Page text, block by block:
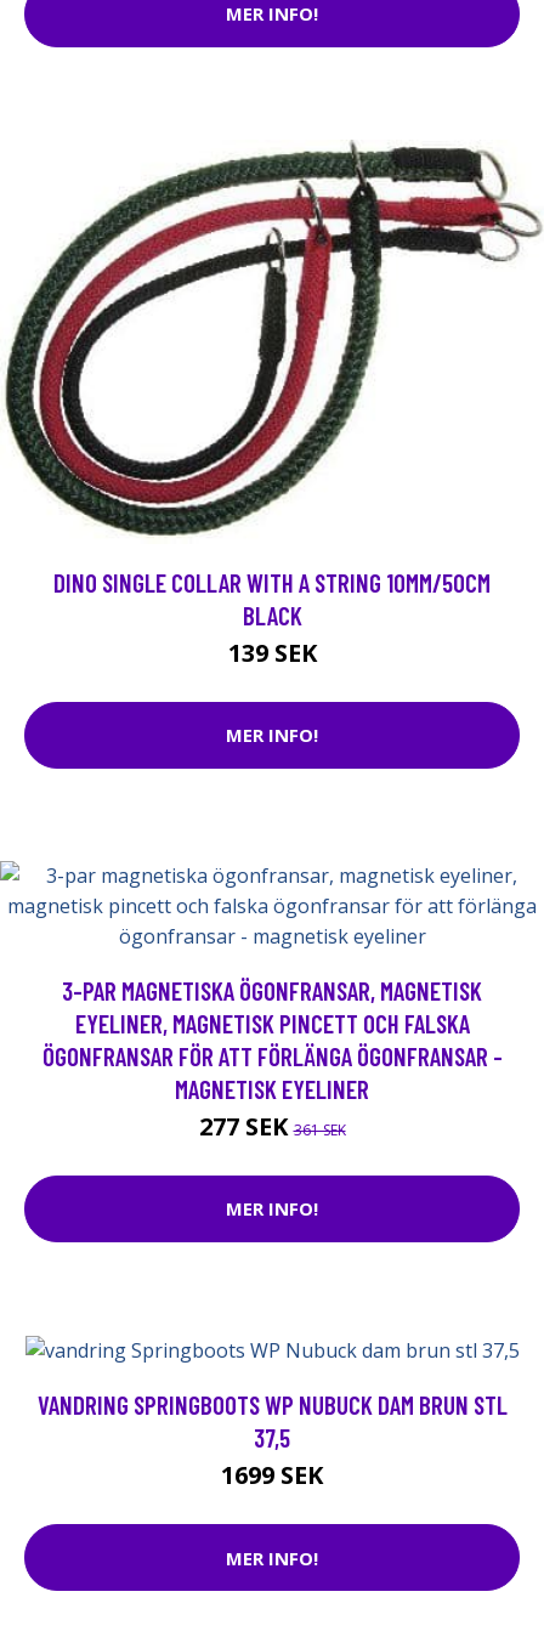
MER INFO!
DINO SINGLE COLLAR WITH A STRING 10MM/50CM
BLACK
139 SEK
MER INFO!
3-PAR MAGNETISKA ÖGONFRANSAR, MAGNETISK
EYELINER, MAGNETISK PINCETT OCH FALSKA
ÖGONFRANSAR FÖR ATT FÖRLÄNGA ÖGONFRANSAR -
MAGNETISK EYELINER
277 SEK361 SEK
MER INFO!
VANDRING SPRINGBOOTS WP NUBUCK DAM BRUN STL
37,5
1699 SEK
MER INFO!